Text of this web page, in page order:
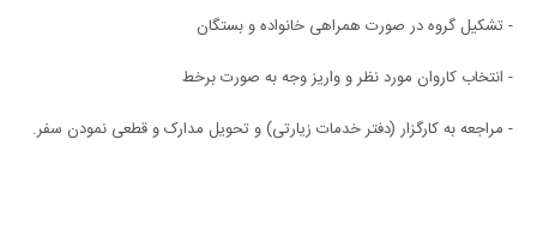
- تشکیل گروه‌ در صورت همراهی خانواده و بستگان
- انتخاب کاروان مورد نظر و واریز وجه به صورت برخط
- مراجعه به کارگزار (دفتر خدمات زیارتی) و تحویل مدارک و قطعی نمودن سفر.